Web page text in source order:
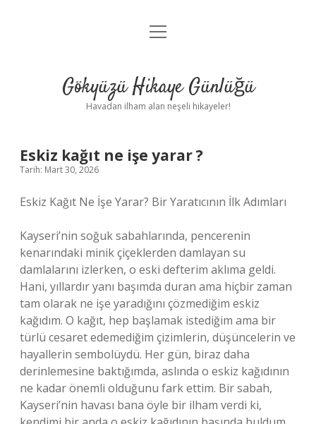
Anasayfa
Yasal Uyarı
menüyü
Gökyüzü Hikaye Günlüğü
Havadan ilham alan neşeli hikayeler!
Eskiz kağıt ne işe yarar ?
Tarih: Mart 30, 2026
Eskiz Kağıt Ne İşe Yarar? Bir Yaratıcının İlk Adımları
Kayseri’nin soğuk sabahlarında, pencerenin
kenarındaki minik çiçeklerden damlayan su
damlalarını izlerken, o eski defterim aklıma geldi.
Hani, yıllardır yanı başımda duran ama hiçbir zaman
tam olarak ne işe yaradığını çözmediğim eskiz
kağıdım. O kağıt, hep başlamak istediğim ama bir
türlü cesaret edemediğim çizimlerin, düşüncelerin ve
hayallerin sembolüydü. Her gün, biraz daha
derinlemesine baktığımda, aslında o eskiz kağıdının
ne kadar önemli olduğunu fark ettim. Bir sabah,
Kayseri’nin havası bana öyle bir ilham verdi ki,